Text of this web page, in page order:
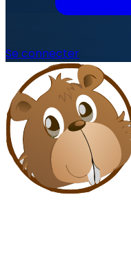
Se connecter